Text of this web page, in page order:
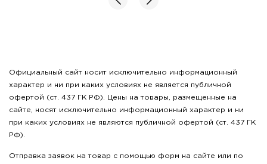
Официальный сайт носит исключительно информационный
характер и ни при каких условиях не является публичной
офертой (ст. 437 ГК РФ). Цены на товары, размещенные на
сайте, носят исключительно информационный характер и ни
при каких условиях не являются публичной офертой (ст. 437 ГК
РФ).
Отправка заявок на товар с помощью форм на сайте или по